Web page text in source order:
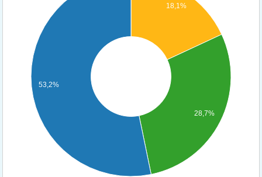
18,1%
28,7%
53,2%